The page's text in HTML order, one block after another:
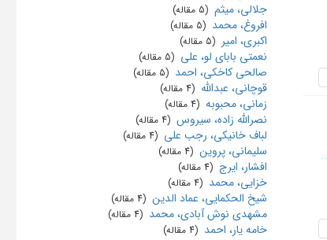
جلالی، میثم ‏ (5 مقاله)
افروغ، محمد ‏ (5 مقاله)
اکبری، امیر ‏ (5 مقاله)
نعمتی بابای لو، علی ‏ (5 مقاله)
صالحی‌ کاخکی، احمد ‏ (5 مقاله)
قوچانی، عبدالله ‏ (4 مقاله)
زمانی، محبوبه ‏ (4 مقاله)
نصرالله زاده، سیروس ‏ (4 مقاله)
لباف خانیکی، رجب علی ‏ (4 مقاله)
سلیمانی، پروین ‏ (4 مقاله)
افشار، ایرج ‏ (4 مقاله)
خزایی، محمد ‏ (4 مقاله)
شیخ الحکمایی، عماد الدین ‏ (4 مقاله)
مشهدی نوش آبادی، محمد ‏ (4 مقاله)
خامه یار، احمد ‏ (4 مقاله)